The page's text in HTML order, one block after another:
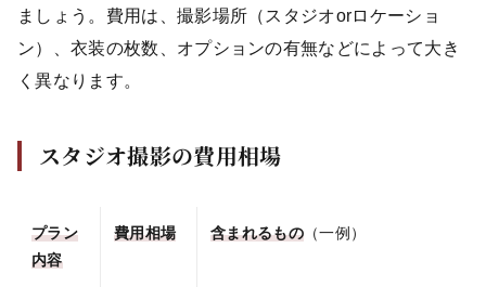
ましょう。費用は、撮影場所（スタジオorロケーショ
ン）、衣装の枚数、オプションの有無などによって大き
く異なります。
スタジオ撮影の費用相場
プラン
内容
費用相場 含まれるもの（一例）